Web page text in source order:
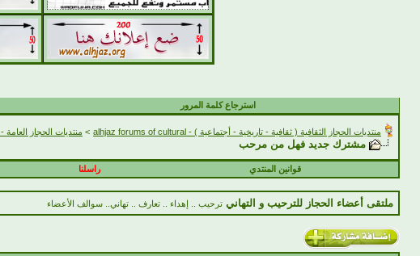
استرجاع كلمة المرور
منتديات الحجاز الثقافية ( ثقافية - تاريخية - أجتماعية ) - alhjaz forums of cultural > منتديات الحجاز العامة - Alhjaz General Forums
مشترك جديد فهل من مرحب
قوانين المنتدي
راسلنا
ملتقى أعضاء الحجاز للترحيب و التهاني ترحيب .. إهداء .. تعارف .. تهاني.. سوالف الأعضاء